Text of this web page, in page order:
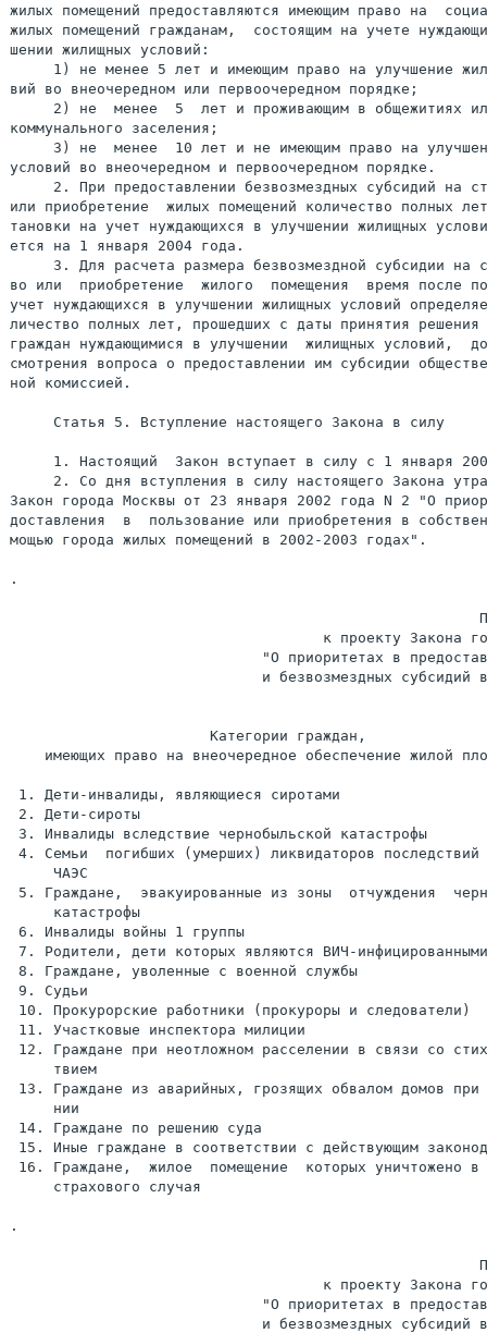
жилых помещений предоставляются имеющим право на
жилых помещений гражданам,  состоящим на учете
шении жилищных условий:
1) не менее 5 лет и имеющим право на улучшение
вий во внеочередном или первоочередном порядке;
2) не  менее  5  лет и проживающим в общежитиях
коммунального заселения;
3) не  менее  10 лет и не имеющим право на
условий во внеочередном и первоочередном порядке.
2. При предоставлении безвозмездных субсидий на
или приобретение  жилых помещений количество полных
тановки на учет нуждающихся в улучшении жилищных
ется на 1 января 2004 года.
3. Для расчета размера безвозмездной субсидии на
во или  приобретение  жилого  помещения  время после
учет нуждающихся в улучшении жилищных условий
личество полных лет, прошедших с даты принятия решения
граждан нуждающимися в улучшении  жилищных условий,
смотрения вопроса о предоставлении им субсидии
ной комиссией.
     Статья 5. Вступление настоящего Закона в силу
1. Настоящий  Закон вступает в силу с 1 января
2. Со дня вступления в силу настоящего Закона
Закон города Москвы от 23 января 2002 года N 2 "О
доставления  в  пользование или приобретения в
мощью города жилых помещений в 2002-2003 годах".
.
к проекту Закона
"О приоритетах в
и безвозмездных субсидий
                       Категории граждан,
имеющих право на внеочередное обеспечение жилой
1. Дети-инвалиды, являющиеся сиротами
2. Дети-сироты
3. Инвалиды вследствие чернобыльской катастрофы
4. Семьи  погибших (умерших) ликвидаторов последствий
     ЧАЭС
5. Граждане,  эвакуированные из зоны  отчуждения
     катастрофы
6. Инвалиды войны 1 группы
7. Родители, дети которых являются ВИЧ-инфицированными
8. Граждане, уволенные с военной службы
9. Судьи
10. Прокурорские работники (прокуроры и следователи)
11. Участковые инспектора милиции
12. Граждане при неотложном расселении в связи со
     твием
13. Граждане из аварийных, грозящих обвалом домов при
     нии
14. Граждане по решению суда
15. Иные граждане в соответствии с действующим
16. Граждане,  жилое  помещение  которых уничтожено в
     страхового случая
.
к проекту Закона
"О приоритетах в
и безвозмездных субсидий